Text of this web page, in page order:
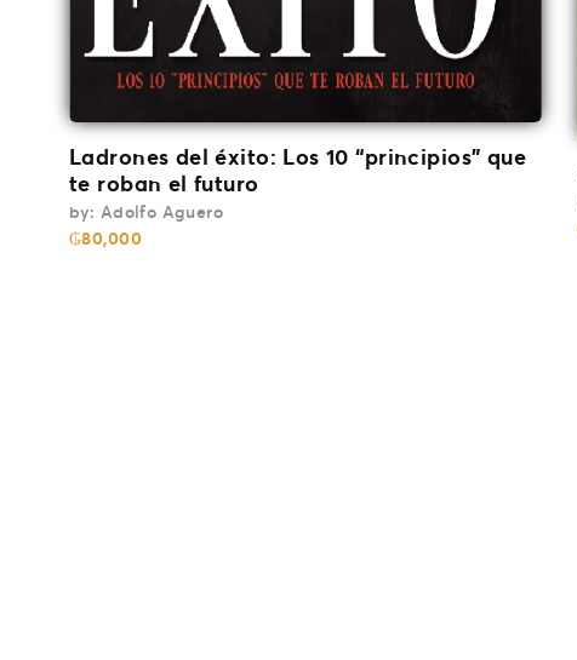
Ladrones del éxito: Los 10 “principios” que
te roban el futuro
by: Adolfo Aguero
₲80,000